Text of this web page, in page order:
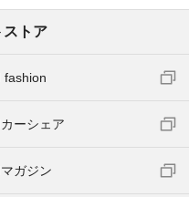
ストア
fashion
ーシェア
ガジン